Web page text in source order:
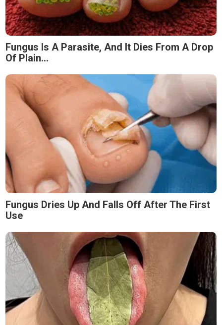
Fungus Is A Parasite, And It Dies From A Drop
Of Plain...
Fungus Dries Up And Falls Off After The First
Use